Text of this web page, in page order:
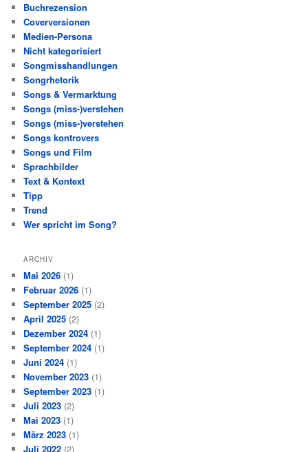
Buchrezension
Coverversionen
Medien-Persona
Nicht kategorisiert
Songmisshandlungen
Songrhetorik
Songs & Vermarktung
Songs (miss-)verstehen
Songs (miss-)verstehen
Songs kontrovers
Songs und Film
Sprachbilder
Text & Kontext
Tipp
Trend
Wer spricht im Song?
ARCHIV
Mai 2026 (1)
Februar 2026 (1)
September 2025 (2)
April 2025 (2)
Dezember 2024 (1)
September 2024 (1)
Juni 2024 (1)
November 2023 (1)
September 2023 (1)
Juli 2023 (2)
Mai 2023 (1)
März 2023 (1)
Juli 2022 (2)